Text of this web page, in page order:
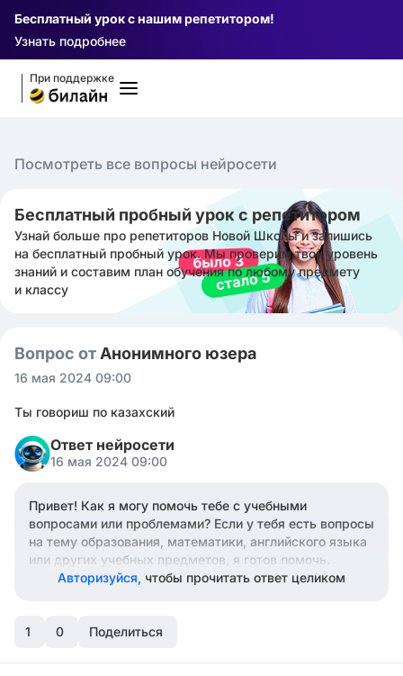
Бесплатный урок с нашим репетитором!
Узнать подробнее
При поддержке
Посмотреть все вопросы нейросети
Бесплатный пробный урок с репетитором
Узнай больше про репетиторов Новой Школы и запишись
на бесплатный пробный урок. Мы проверим твой уровень
знаний и составим план обучения по любому предмету
и классу
Вопрос от Анонимного юзера
16 мая 2024 09:00
Ты говориш по казахский
Ответ нейросети
16 мая 2024 09:00
Привет! Как я могу помочь тебе с учебными
вопросами или проблемами? Если у тебя есть вопросы
на тему образования, математики, английского языка
или других учебных предметов, я готов помочь.
Авторизуйся, чтобы прочитать ответ целиком
1 0 Поделиться